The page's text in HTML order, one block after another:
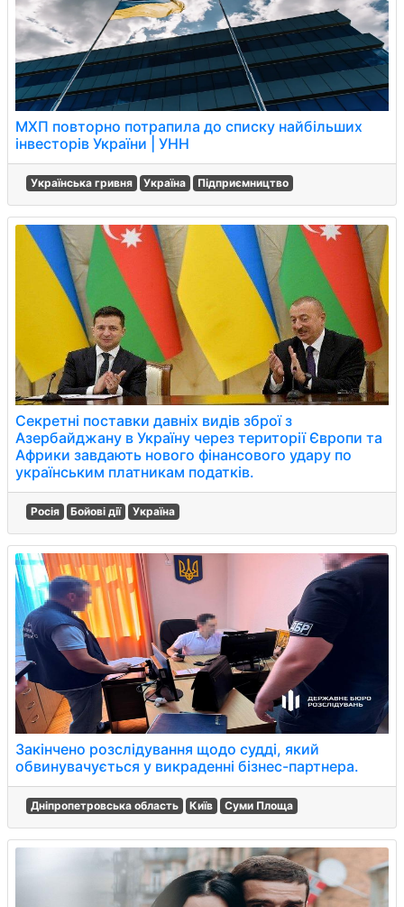
МХП повторно потрапила до списку найбільших
інвесторів України | УНН
Українська гривня Україна Підприємництво
Секретні поставки давніх видів зброї з
Азербайджану в Україну через території Європи та
Африки завдають нового фінансового удару по
українським платникам податків.
Росія Бойові дії Україна
Закінчено розслідування щодо судді, який
обвинувачується у викраденні бізнес-партнера.
Дніпропетровська область Київ Суми Площа